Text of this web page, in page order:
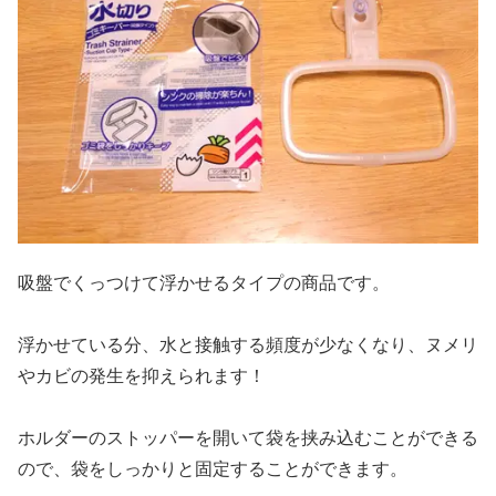
吸盤でくっつけて浮かせるタイプの商品です。
浮かせている分、水と接触する頻度が少なくなり、ヌメリ
やカビの発生を抑えられます！
ホルダーのストッパーを開いて袋を挟み込むことができる
ので、袋をしっかりと固定することができます。